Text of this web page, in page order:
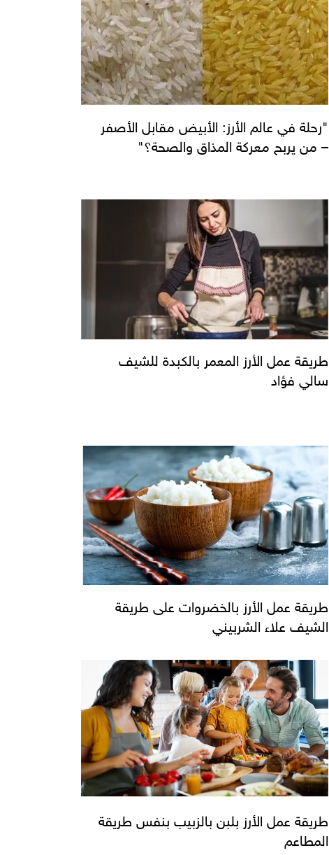
"رحلة في عالم الأرز: الأبيض مقابل الأصفر
– من يربح معركة المذاق والصحة؟"
طريقة عمل الأرز المعمر بالكبدة للشيف
سالي فؤاد
طريقة عمل الأرز بالخضروات على طريقة
الشيف علاء الشربيني
طريقة عمل الأرز بلبن بالزبيب بنفس طريقة
المطاعم